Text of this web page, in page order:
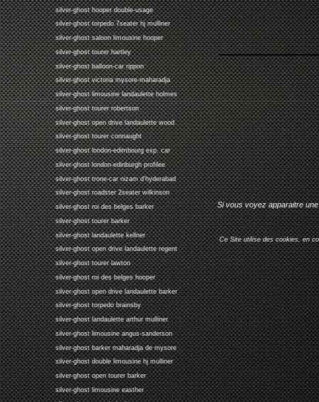
silver-ghost hooper double-usage
silver-ghost torpedo 7seater hj mulliner
silver-ghost saloon limousine hooper
silver-ghost tourer hartley
silver-ghost balloon-car rippon
silver-ghost victoria mysore-maharadja
silver-ghost limousine landaulette holmes
silver-ghost tourer robertson
silver-ghost open drive landaulette wood
silver-ghost tourer connaught
silver-ghost london-edimbourg exp. car
silver-ghost london-edinburgh profilee
silver-ghost trone-car nizam d'hyderabad
silver-ghost roadster 2seater wilkinson
silver-ghost roi des belges barker
silver-ghost tourer barker
silver-ghost landaulette kellner
silver-ghost open drive landaulette regent
silver-ghost tourer lawton
silver-ghost roi des belges hooper
silver-ghost open drive landaulette barker
silver-ghost torpedo brainsby
silver-ghost landaulette arthur mulliner
silver-ghost limousine angus-sanderson
silver-ghost barker maharadja de mysore
silver-ghost double limousine hj mulliner
silver-ghost open tourer barker
silver-ghost limousine easther
Si vous voyez apparaitre
Ce Site utilise des cookies, en